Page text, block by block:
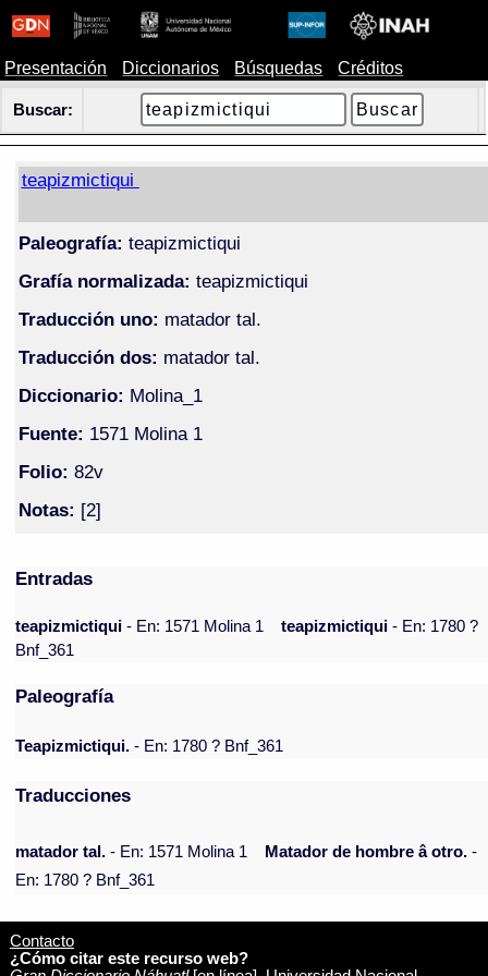
Presentación Diccionarios Búsquedas Créditos
Buscar:
teapizmictiqui
Paleografía: teapizmictiqui
Grafía normalizada: teapizmictiqui
Traducción uno: matador tal.
Traducción dos: matador tal.
Diccionario: Molina_1
Fuente: 1571 Molina 1
Folio: 82v
Notas: [2]
Entradas
teapizmictiqui- En: 1571 Molina 1 teapizmictiqui- En: 1780 ?
Bnf_361
Paleografía
Teapizmictiqui. - En: 1780 ? Bnf_361
Traducciones
matador tal. - En: 1571 Molina 1 Matador de hombre â otro. -
En: 1780 ? Bnf_361
Contacto
¿Cómo citar este recurso web?